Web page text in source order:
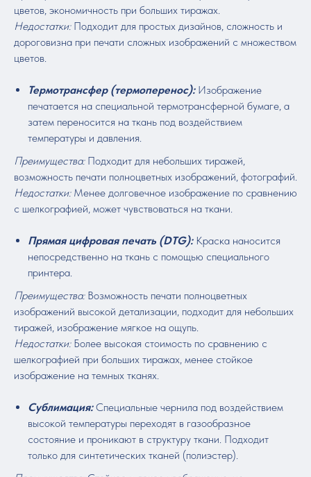
цветов, экономичность при больших тиражах.
Недостатки:Подходит для простых дизайнов, сложность и
дороговизна при печати сложных изображений с множеством
цветов.
Термотрансфер (термоперенос):Изображение
печатается на специальной термотрансферной бумаге, а
затем переносится на ткань под воздействием
температуры и давления.
Преимущества:Подходит для небольших тиражей,
возможность печати полноцветных изображений, фотографий.
Недостатки:Менее долговечное изображение по сравнению
с шелкографией, может чувствоваться на ткани.
Прямая цифровая печать (DTG):Краска наносится
непосредственно на ткань с помощью специального
принтера.
Преимущества:Возможность печати полноцветных
изображений высокой детализации, подходит для небольших
тиражей, изображение мягкое на ощупь.
Недостатки:Более высокая стоимость по сравнению с
шелкографией при больших тиражах, менее стойкое
изображение на темных тканях.
Сублимация:Специальные чернила под воздействием
высокой температуры переходят в газообразное
состояние и проникают в структуру ткани. Подходит
только для синтетических тканей (полиэстер).